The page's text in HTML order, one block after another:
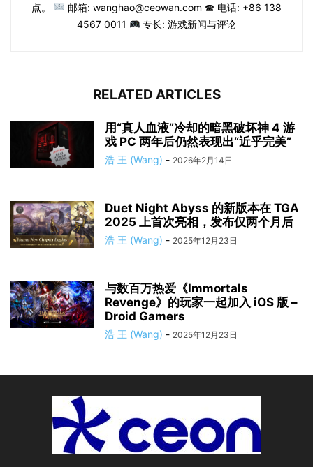
点。
邮箱: wanghao@ceowan.com ☎ 电话: +86 138
4567 0011
专长: 游戏新闻与评论
RELATED ARTICLES
用“真人血液”冷却的暗黑破坏神 4 游
戏 PC 两年后仍然表现出“近乎完美”
浩 王 (Wang) - 2026年2月14日
Duet Night Abyss 的新版本在 TGA
2025 上首次亮相，发布仅两个月后
浩 王 (Wang) - 2025年12月23日
与数百万热爱《Immortals
Revenge》的玩家一起加入 iOS 版 –
Droid Gamers
浩 王 (Wang) - 2025年12月23日